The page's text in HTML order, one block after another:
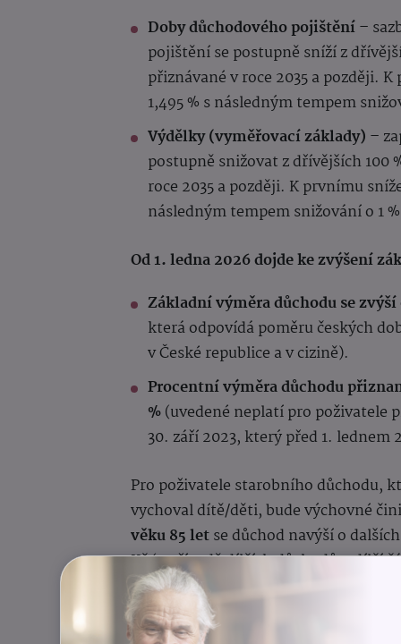
Doby důchodového pojištění –
pojištění se postupně sníží z
přiznávané v roce 2035 a později.
1,495 % s následným tempem
Výdělky (vyměřovací základy) –
postupně snižovat z dřívějších 100
roce 2035 a později. K prvnímu
následným tempem snižování o 1
Od 1. ledna 2026 dojde ke zvýšení
Základní výměra důchodu se zvýší
která odpovídá poměru českých
v České republice a v cizině).
Procentní výměra důchodu
%(uvedené neplatí pro poživatele
30. září 2023, který před 1.
Pro poživatele starobního důchodu,
vychoval dítě/děti, bude výchovné
věku 85 letse důchod navýší o
Kč (v případě dílčích důchodů o dílčí
pojištění k úhrnu dob pojištění
Přehled minimálních výší